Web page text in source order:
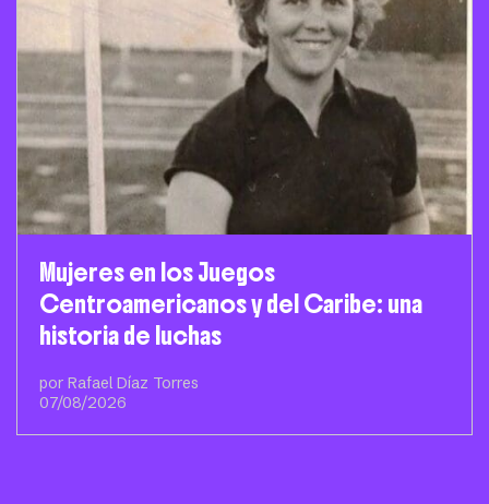
Mujeres en los Juegos
Centroamericanos y del Caribe: una
historia de luchas
por Rafael Díaz Torres
07/08/2026